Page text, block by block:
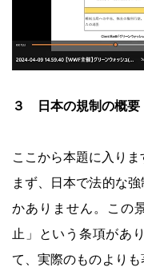
３ 日本の規制の概要
ここから本題に入りま
まず、日本で法的な
かありません。この
止」という条項があ
て、実際のものより